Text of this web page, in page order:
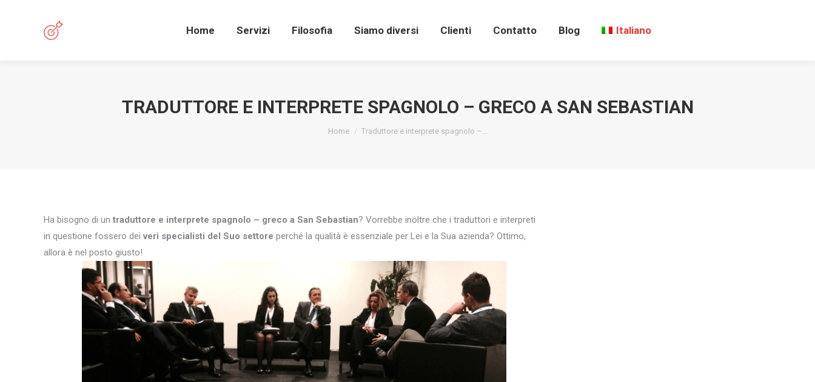
Home Servizi Filosofia Siamo diversi Clienti Contatto Blog Italiano
TRADUTTORE E INTERPRETE SPAGNOLO – GRECO A SAN SEBASTIAN
You are here:
Home Traduttore e interprete spagnolo –…
Ha bisogno di un traduttore e interprete spagnolo – greco a San Sebastian? Vorrebbe inoltre che i traduttori e interpreti
in questione fossero dei veri specialisti del Suo settore perché la qualità è essenziale per Lei e la Sua azienda? Ottimo,
allora è nel posto giusto!